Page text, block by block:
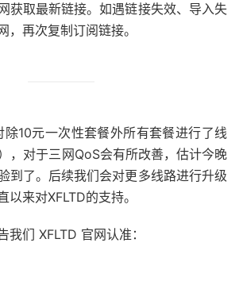
获取最新链接。如遇链接失效、导入失
，再次复制订阅链接。
10元一次性套餐外所有套餐进行了线
，对于三网QoS会有所改善，估计今晚
到了。后续我们会对更多线路进行升级
来对XFLTD的支持。
我们 XFLTD 官网认准：